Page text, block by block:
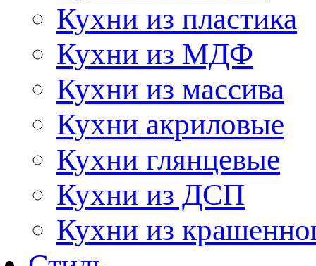
Кухни из пластика
Кухни из МДФ
Кухни из массива
Кухни акриловые
Кухни глянцевые
Кухни из ДСП
Кухни из